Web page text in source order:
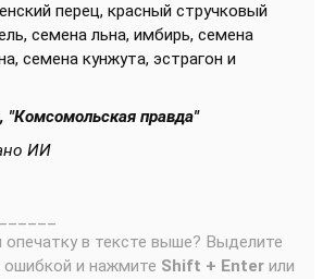
перец, красный стручковый
семена льна, имбирь, семена
семена кунжута, эстрагон и
"Комсомольская правда"
ИИ
в тексте выше? Выделите
ошибкой и нажмите Shift + Enter или